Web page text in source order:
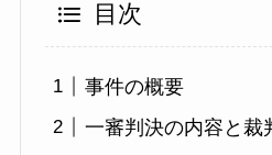
目次
事件の概要
一審判決の内容と裁